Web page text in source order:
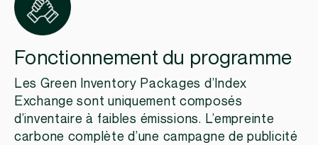
Fonctionnement du programme
Les Green Inventory Packages d’Index
Exchange sont uniquement composés
d’inventaire à faibles émissions. L’empreinte
carbone complète d’une campagne de publicité